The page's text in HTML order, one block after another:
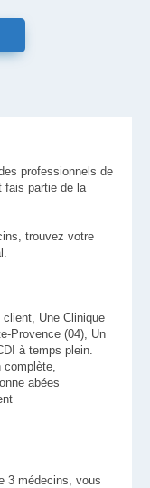
professionnels de
fais partie de la
trouvez votre
Une Clinique
Provence (04), Un
à temps plein.
abées
3 médecins, vous